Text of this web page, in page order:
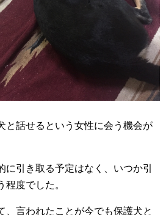
と話せるという女性に会う機会が
に引き取る予定はなく、いつか引
程度でした。
、言われたことが今でも保護犬と